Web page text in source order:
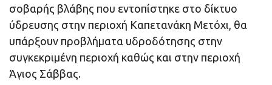
σοβαρής βλάβης που εντοπίστηκε στο δίκτυο
ύδρευσης στην περιοχή Καπετανάκη Μετόχι, θα
υπάρξουν προβλήματα υδροδότησης στην
συγκεκριμένη περιοχή καθώς και στην περιοχή
Άγιος Σάββας.